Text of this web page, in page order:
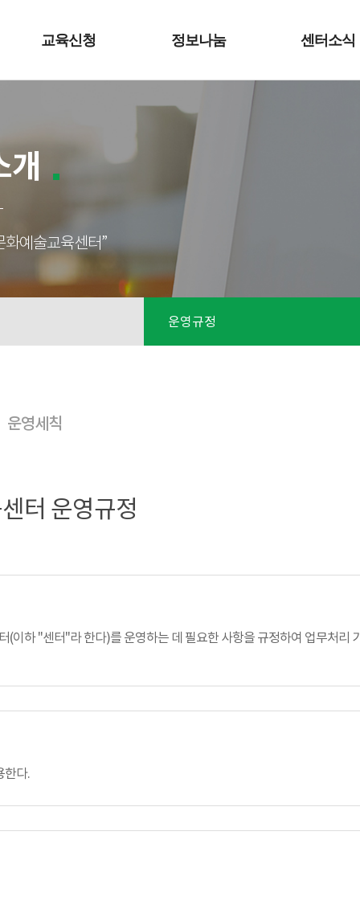
교육신청 정보나눔 센터소식
화예술교육센터”
운영규정
운영세칙
터 운영규정
이하 "센터"라 한다)를 운영하는 데 필요한 사항을 규정하여 업무처리
한다.